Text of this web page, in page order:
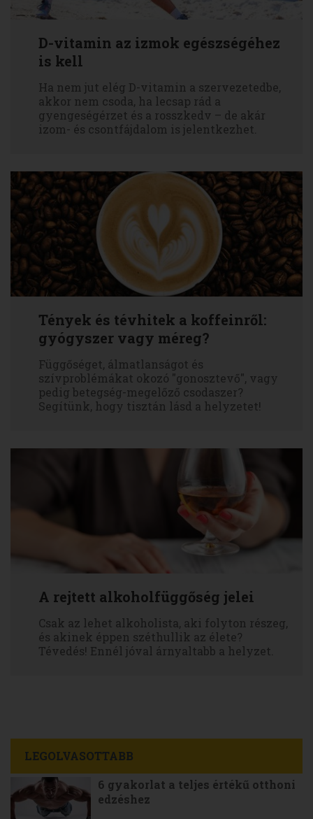
D-vitamin az izmok egészségéhez
is kell
Ha nem jut elég D-vitamin a szervezetedbe,
akkor nem csoda, ha lecsap rád a
gyengeségérzet és a rosszkedv – de akár
izom- és csontfájdalom is jelentkezhet.
Tények és tévhitek a koffeinről:
gyógyszer vagy méreg?
Függőséget, álmatlanságot és
szívproblémákat okozó "gonosztevő", vagy
pedig betegség-megelőző csodaszer?
Segítünk, hogy tisztán lásd a helyzetet!
A rejtett alkoholfüggőség jelei
Csak az lehet alkoholista, aki folyton részeg,
és akinek éppen széthullik az élete?
Tévedés! Ennél jóval árnyaltabb a helyzet.
LEGOLVASOTTABB
6 gyakorlat a teljes értékű otthoni
edzéshez